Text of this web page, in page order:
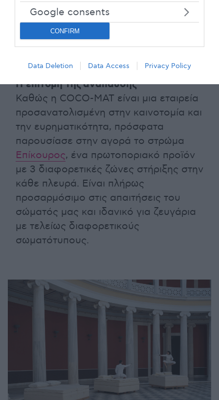
specified purposes in below Google
consent section.
Google consents
CONFIRM
Data Deletion Data Access Privacy Policy
Η επιτομή της ανάπαυσης
Καθώς η COCO-MAT είναι μια εταιρεία
προσανατολισμένη στην καινοτομία και
την ευρηματικότητα, πρόσφατα
παρουσίασε στην αγορά το στρώμα
Επίκουρος, ένα πρωτοποριακό προϊόν
με 3 διαφορετικές ζώνες στήριξης στην
κάθε πλευρά. Είναι πλήρως
προσαρμόσιμο στις απαιτήσεις του
σώματός μας και ιδανικό για ζευγάρια
με τελείως διαφορετικούς
σωματότυπους.